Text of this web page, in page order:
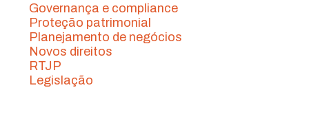
Governança e compliance
Proteção patrimonial
Planejamento de negócios
Novos direitos
RTJP
Legislação